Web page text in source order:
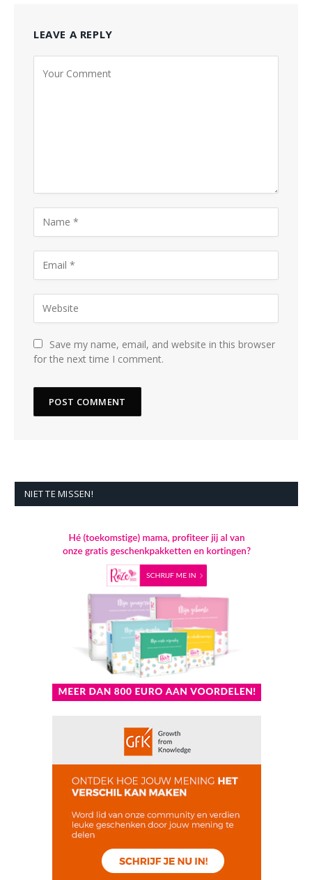
LEAVE A REPLY
Save my name, email, and website in this browser
for the next time I comment.
NIET TE MISSEN!